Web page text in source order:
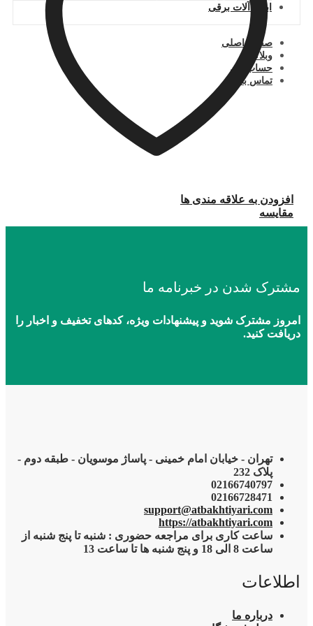
ابزار آلات برقی
صفحه اصلی
وبلاگ
حساب من
تماس با ما
افزودن به علاقه مندی ها
مقایسه
مشترک شدن در خبرنامه ما
امروز مشترک شوید و پیشنهادات ویژه، کدهای تخفیف و اخبار را
دریافت کنید.
تهران - خیابان امام خمینی - پاساژ موسویان - طبقه دوم -
پلاک 232
02166740797
02166728471
support@atbakhtiyari.com
https://atbakhtiyari.com
ساعت کاری برای مراجعه حضوری : شنبه تا پنج شنبه از
ساعت 8 الی 18 و پنج شنبه ها تا ساعت 13
اطلاعات
درباره ما